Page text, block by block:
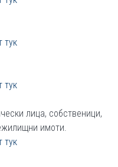
тук
тук
лица, собственици,
имоти.
тук